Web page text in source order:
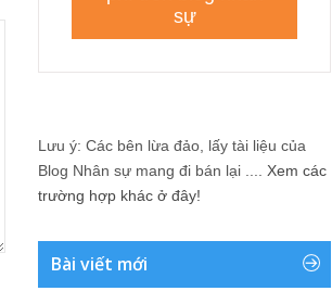
Lưu ý: Các bên lừa đảo, lấy tài liệu của
Blog Nhân sự mang đi bán lại .... Xem các
trường hợp khác ở đây!
Bài viết mới